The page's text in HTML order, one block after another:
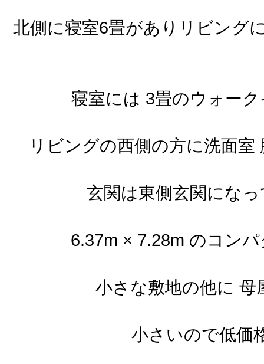
北側に寝室6畳がありリビング
寝室には 3畳のウォー
リビングの西側の方に洗面
玄関は東側玄関にな
6.37m × 7.28m のコン
小さな敷地の他に 母
小さいので低価